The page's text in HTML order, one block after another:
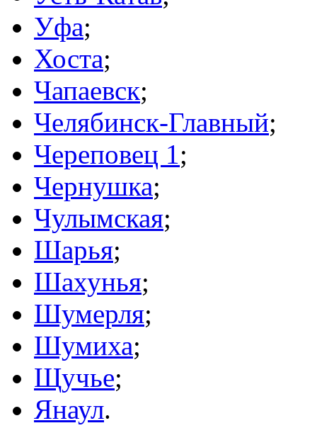
Уфа;
Хоста;
Чапаевск;
Челябинск-Главный;
Череповец 1;
Чернушка;
Чулымская;
Шарья;
Шахунья;
Шумерля;
Шумиха;
Щучье;
Янаул.